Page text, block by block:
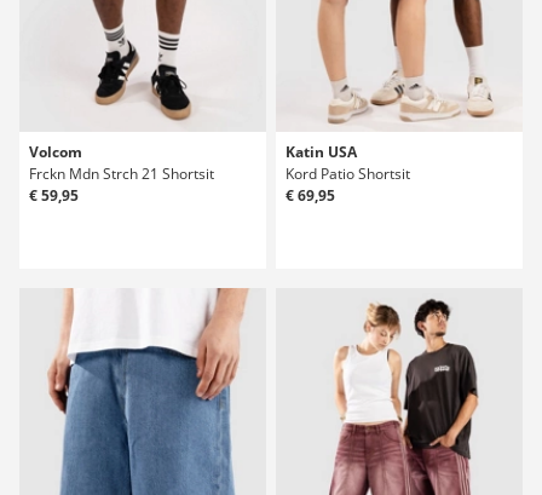
Volcom
Frckn Mdn Strch 21 Shortsit
€ 59,95
Katin USA
Kord Patio Shortsit
€ 69,95